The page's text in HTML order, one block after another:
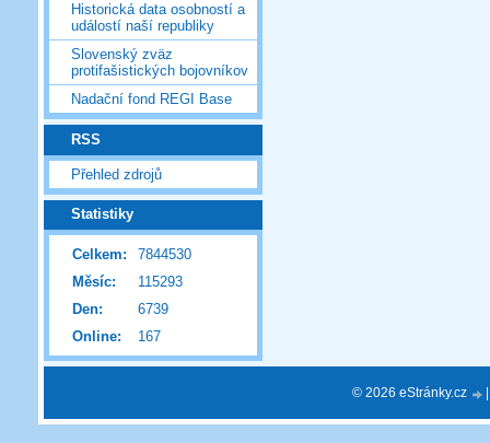
Historická data osobností a
událostí naší republiky
Slovenský zväz
protifašistických bojovníkov
Nadační fond REGI Base
RSS
Přehled zdrojů
Statistiky
Online: 167
Celkem:
7844530
Měsíc:
115293
Den:
6739
© 2026 eStránky.cz